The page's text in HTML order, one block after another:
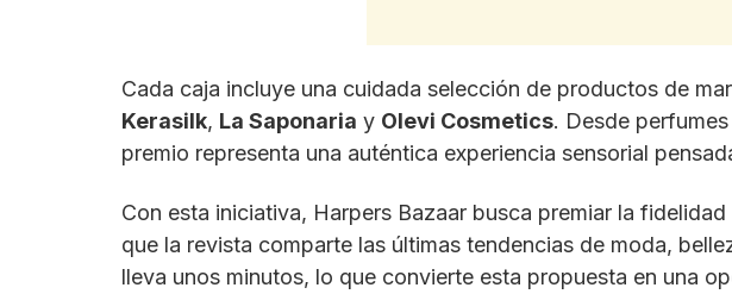
Cada caja incluye una cuidada selección de productos de
Kerasilk, La Saponaria y Olevi Cosmetics. Desde
premio representa una auténtica experiencia sensorial
Con esta iniciativa, Harpers Bazaar busca premiar la
que la revista comparte las últimas tendencias de moda,
lleva unos minutos, lo que convierte esta propuesta en una